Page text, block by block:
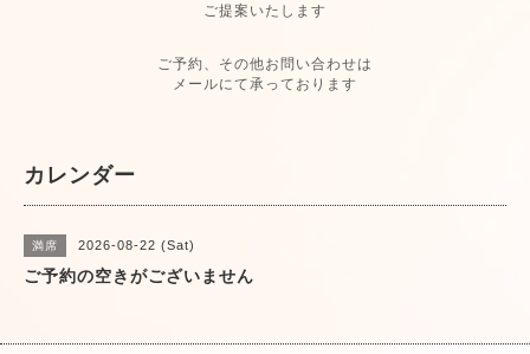
ご提案いたします
ご予約、その他お問い合わせは
メールにて承っております
カレンダー
満席 2026-08-22 (Sat)
ご予約の空きがございません